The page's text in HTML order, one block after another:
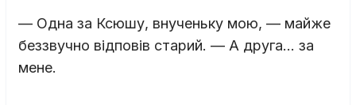
— Одна за Ксюшу, внученьку мою, — майже
беззвучно відповів старий. — А друга… за
мене.